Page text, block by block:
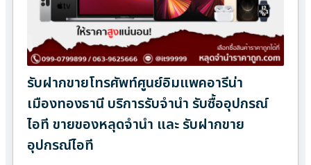
รับฝากขายโทรศัพท์ศูนย์อิมแพคอารีน่า
เมืองทองธานี บริการรับจำนำ รับซื้ออุปกรณ์
ไอที ขายของหลุดจำนำ และ รับฝากขาย
อุปกรณ์ไอที